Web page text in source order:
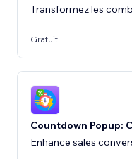
Transformez les
Gratuit
Countdown Popup:
Enhance sales